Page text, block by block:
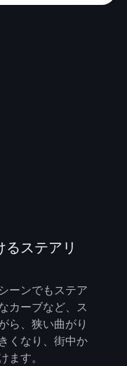
ステアリ
ーンでもステア
カーブなど、ス
ら、狭い曲がり
くなり、街中か
す。